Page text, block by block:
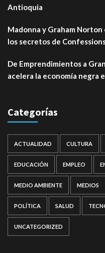
Antioquia
Madonna y Graham
los secretos de
De Emprendimientos a
acelera la economía negra
Categorías
ACTUALIDAD CULTURA
EDUCACIÓN EMPLEO
MEDIO AMBIENTE MEDIOS
POLÍTICA SALUD
UNCATEGORIZED